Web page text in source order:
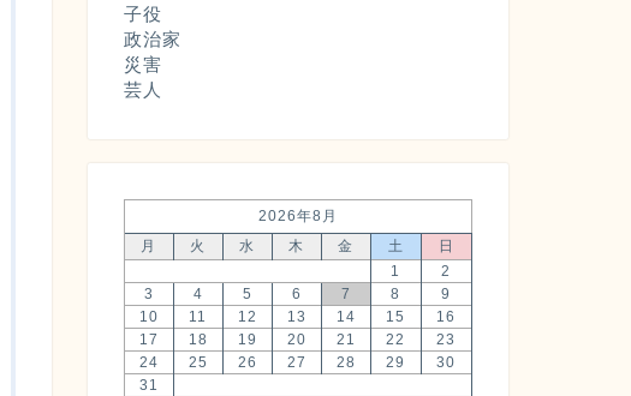
子役
政治家
災害
芸人
2026年8月
月
火 水 木 金 土
日
1
2
3
4 5 6 7 8
9
10
11 12 13 14 15
16
17
18 19 20 21 22
23
24
25 26 27 28 29
30
31